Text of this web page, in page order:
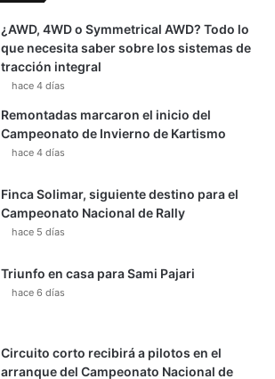
¿AWD, 4WD o Symmetrical AWD? Todo lo
que necesita saber sobre los sistemas de
tracción integral
hace 4 días
Remontadas marcaron el inicio del
Campeonato de Invierno de Kartismo
hace 4 días
Finca Solimar, siguiente destino para el
Campeonato Nacional de Rally
hace 5 días
Triunfo en casa para Sami Pajari
hace 6 días
Circuito corto recibirá a pilotos en el
arranque del Campeonato Nacional de